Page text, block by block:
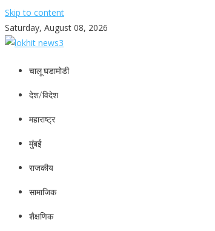
Skip to content
Saturday, August 08, 2026
lokhit news3
lokhit news 3
चालू घडामोडी
देश/विदेश
महाराष्ट्र
मुंबई
राजकीय
सामाजिक
शैक्षणिक